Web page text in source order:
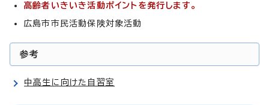
高齢者いきいき活動ポイントを発行します。
広島市市民活動保険対象活動
参考
中高生に向けた自習室